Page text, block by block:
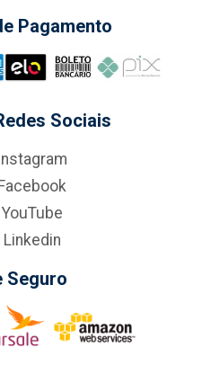
Pagamento
Sociais
YouTube
Linkedin
Seguro